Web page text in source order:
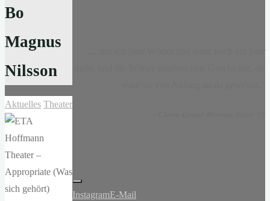
Bo
Magnus
Nilsson
Aktuelles Theater
InstagramE-Mail